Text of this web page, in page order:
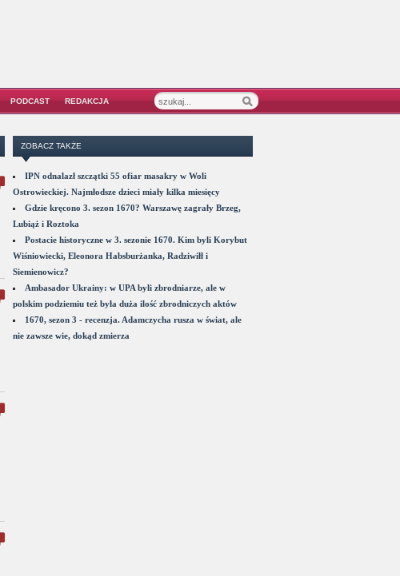
PODCAST REDAKCJA
ZOBACZ TAKŻE
IPN odnalazł szczątki 55 ofiar masakry w Woli
Ostrowieckiej. Najmłodsze dzieci miały kilka miesięcy
Gdzie kręcono 3. sezon 1670? Warszawę zagrały Brzeg,
Lubiąż i Roztoka
Postacie historyczne w 3. sezonie 1670. Kim byli Korybut
Wiśniowiecki, Eleonora Habsburżanka, Radziwiłł i
Siemienowicz?
Ambasador Ukrainy: w UPA byli zbrodniarze, ale w
polskim podziemiu też była duża ilość zbrodniczych aktów
1670, sezon 3 - recenzja. Adamczycha rusza w świat, ale
nie zawsze wie, dokąd zmierza